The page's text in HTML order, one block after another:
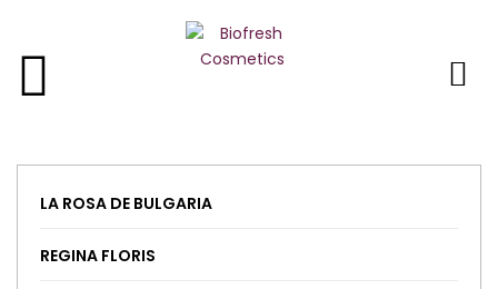
LA ROSA DE BULGARIA
REGINA FLORIS
NAT’AURA 30+